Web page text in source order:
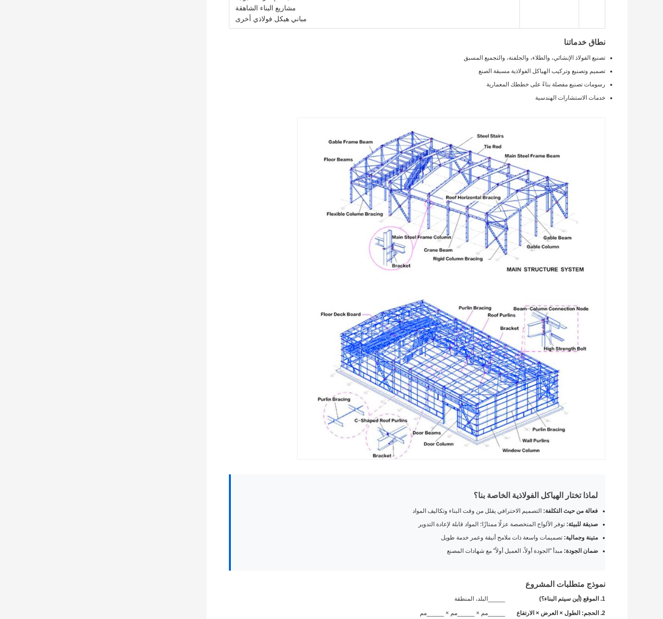
مشاريع البناء الشاهقة
مباني هيكل فولاذي أخرى
نطاق خدماتنا
تصنيع الفولاذ الإنشائي، والطلاء، والجلفنة، والتجميع المسبق
تصميم وتصنيع وتركيب الهياكل الفولاذية مسبقة الصنع
رسومات تصنيع مفصلة بناءً على خططك المعمارية
خدمات الاستشارات الهندسية
لماذا تختار الهياكل الفولاذية الخاصة بنا؟
فعالة من حيث التكلفة: التصميم الاحترافي يقلل من وقت البناء وتكاليف المواد
صديقة للبيئة: توفر الألواح المتخصصة عزلًا ممتازًا؛ المواد قابلة لإعادة التدوير
متينة وجمالية: تصميمات واسعة ذات ملامح أنيقة وعمر خدمة طويل
ضمان الجودة: مبدأ "الجودة أولاً، العميل أولاً" مع شهادات المصنع
نموذج متطلبات المشروع
1. الموقع (أين سيتم البناء؟) _____البلد، المنطقة
2. الحجم: الطول × العرض × الارتفاع _____مم × _____مم × _____مم